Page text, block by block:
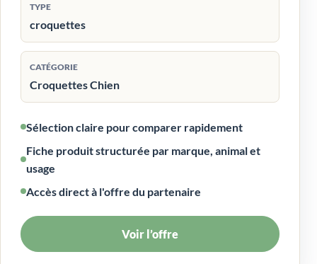
TYPE
croquettes
CATÉGORIE
Croquettes Chien
Sélection claire pour comparer rapidement
Fiche produit structurée par marque, animal et
usage
Accès direct à l'offre du partenaire
Voir l’offre